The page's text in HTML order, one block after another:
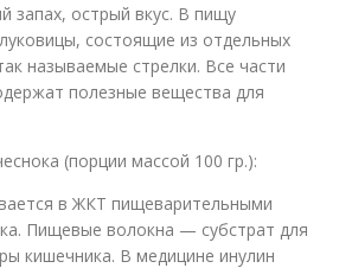
запах, острый вкус. В пищу
состоящие из отдельных
называемые стрелки. Все части
полезные вещества для
(порции массой 100 гр.):
в ЖКТ пищеварительными
Пищевые волокна — субстрат для
кишечника. В медицине инулин